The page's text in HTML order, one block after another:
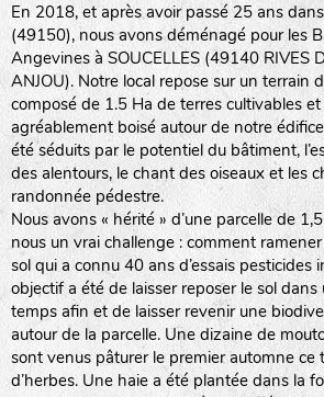
En 2018, et après avoir passé 25 ans
(49150), nous avons déménagé pour les
Angevines à SOUCELLES (49140 RIVES
ANJOU). Notre local repose sur un terrain
composé de 1.5 Ha de terres cultivables et
agréablement boisé autour de notre
été séduits par le potentiel du bâtiment,
des alentours, le chant des oiseaux et les
randonnée pédestre.
Nous avons « hérité » d’une parcelle de
nous un vrai challenge : comment
sol qui a connu 40 ans d’essais pesticides
objectif a été de laisser reposer le sol dans
temps afin et de laisser revenir une
autour de la parcelle. Une dizaine de
sont venus pâturer le premier automne ce
d’herbes. Une haie a été plantée dans la